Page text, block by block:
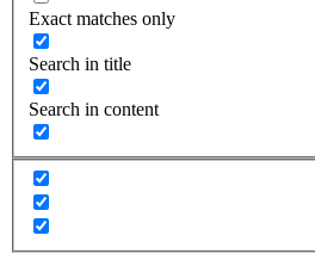
Exact matches only
Search in title
Search in content